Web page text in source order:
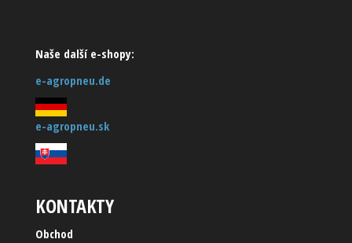
Naše další e-shopy:
e-agropneu.de
e-agropneu.sk
KONTAKTY
Obchod